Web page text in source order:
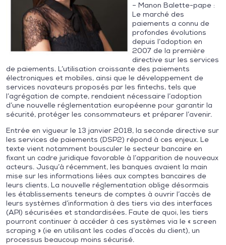
– Manon Balette-pape :
Le marché des
paiements a connu de
profondes évolutions
depuis l’adoption en
2007 de la première
directive sur les services
de paiements. L’utilisation croissante des paiements
électroniques et mobiles, ainsi que le développement de
services novateurs proposés par les fintechs, tels que
l’agrégation de compte, rendaient nécessaire l’adoption
d’une nouvelle réglementation européenne pour garantir la
sécurité, protéger les consommateurs et préparer l’avenir.
Entrée en vigueur le 13 janvier 2018, la seconde directive sur
les services de paiements (DSP2) répond à ces enjeux. Le
texte vient notamment bousculer le secteur bancaire en
fixant un cadre juridique favorable à l’apparition de nouveaux
acteurs. Jusqu’à récemment, les banques avaient la main
mise sur les informations liées aux comptes bancaires de
leurs clients. La nouvelle réglementation oblige désormais
les établissements teneurs de comptes à ouvrir l’accès de
leurs systèmes d’information à des tiers via des interfaces
(API) sécurisées et standardisées. Faute de quoi, les tiers
pourront continuer à accéder à ces systèmes via le « screen
scraping » (ie en utilisant les codes d’accès du client), un
processus beaucoup moins sécurisé.